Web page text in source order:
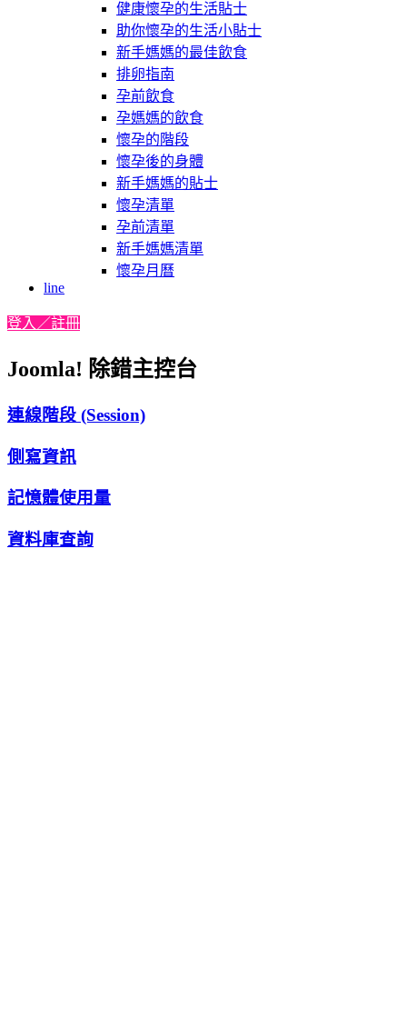
健康懷孕的生活貼士
助你懷孕的生活小貼士
新手媽媽的最佳飲食
排卵指南
孕前飲食
孕媽媽的飲食
懷孕的階段
懷孕後的身體
新手媽媽的貼士
懷孕清單
孕前清單
新手媽媽清單
懷孕月曆
line
登入／註冊
Joomla! 除錯主控台
連線階段 (Session)
側寫資訊
記憶體使用量
資料庫查詢